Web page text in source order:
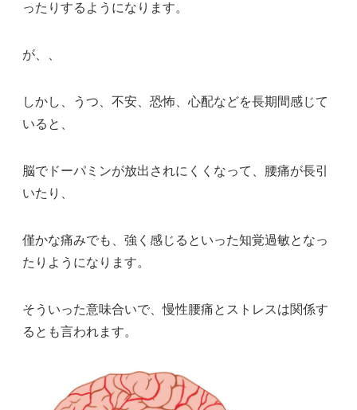
ったりするようになります。
が、、
しかし、うつ、不安、恐怖、心配などを長期間感じて
いると、
脳でドーパミンが放出されにくくなって、腰痛が長引
いたり、
僅かな痛みでも、強く感じるといった知覚過敏となっ
たりようになります。
そういった意味合いで、慢性腰痛とストレスは関係す
るとも言われます。